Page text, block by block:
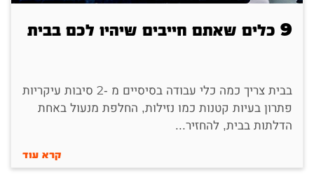
9 כלים שאתם חייבים שיהיו לכם בבית
בבית צריך כמה כלי עבודה בסיסיים מ -2 סיבות עיקריות
פתרון בעיות קטנות כמו נזילות, החלפת מנעול באחת
הדלתות בבית, להחזיר...
קרא עוד